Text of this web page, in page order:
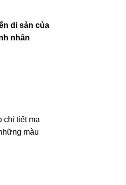
di sản của
nhân
chi tiết mạ
màu